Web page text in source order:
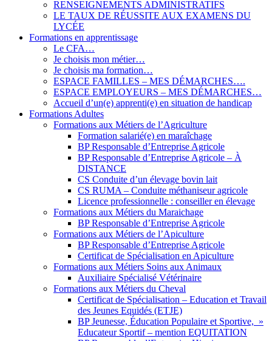
RENSEIGNEMENTS ADMINISTRATIFS
LE TAUX DE RÉUSSITE AUX EXAMENS DU
LYCÉE
Formations en apprentissage
Le CFA…
Je choisis mon métier…
Je choisis ma formation…
ESPACE FAMILLES – MES DÉMARCHES….
ESPACE EMPLOYEURS – MES DÉMARCHES…
Accueil d’un(e) apprenti(e) en situation de handicap
Formations Adultes
Formations aux Métiers de l’Agriculture
Formation salarié(e) en maraîchage
BP Responsable d’Entreprise Agricole
BP Responsable d’Entreprise Agricole – À
DISTANCE
CS Conduite d’un élevage bovin lait
CS RUMA – Conduite méthaniseur agricole
Licence professionnelle : conseiller en élevage
Formations aux Métiers du Maraichage
BP Responsable d’Entreprise Agricole
Formations aux Métiers de l’Apiculture
BP Responsable d’Entreprise Agricole
Certificat de Spécialisation en Apiculture
Formations aux Métiers Soins aux Animaux
Auxiliaire Spécialisé Vétérinaire
Formations aux Métiers du Cheval
Certificat de Spécialisation – Education et Travail
des Jeunes Equidés (ETJE)
BP Jeunesse, Éducation Populaire et Sportive, »
Educateur Sportif – mention EQUITATION